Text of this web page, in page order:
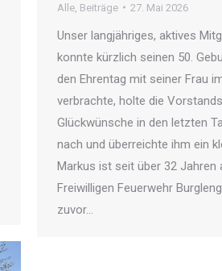
Alle Beiträge 27. Mai 2026
Unser langjähriges, aktives
konnte kürzlich seinen 50.
den Ehrentag mit seiner Frau
verbrachte, holte die
Glückwünsche in den letzten
nach und überreichte ihm ein
Markus ist seit über 32 Jahren
Freiwilligen Feuerwehr
zuvor…